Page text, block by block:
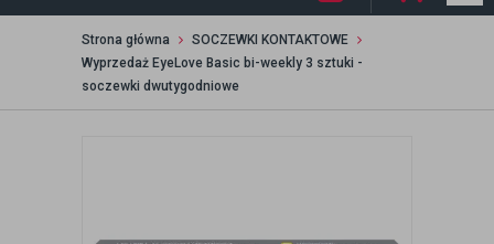
Strona główna
SOCZEWKI KONTAKTOWE
Wyprzedaż EyeLove Basic bi-weekly 3 sztuki -
soczewki dwutygodniowe